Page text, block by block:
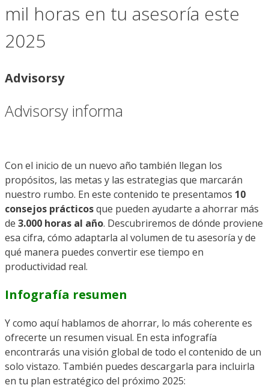
mil horas en tu asesoría este
2025
Advisorsy
Advisorsy informa
Con el inicio de un nuevo año también llegan los
propósitos, las metas y las estrategias que marcarán
nuestro rumbo. En este contenido te presentamos 10
consejos prácticosque pueden ayudarte a ahorrar más
de 3.000 horas al año. Descubriremos de dónde proviene
esa cifra, cómo adaptarla al volumen de tu asesoría y de
qué manera puedes convertir ese tiempo en
productividad real.
Infografía resumen
Y como aquí hablamos de ahorrar, lo más coherente es
ofrecerte un resumen visual. En esta infografía
encontrarás una visión global de todo el contenido de un
solo vistazo. También puedes descargarla para incluirla
en tu plan estratégico del próximo 2025: